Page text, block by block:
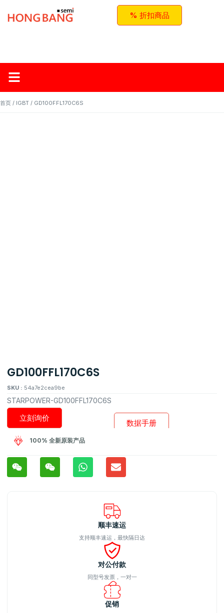
% 折扣商品
首页 / IGBT / GD100FFL170C6S
GD100FFL170C6S
SKU : 54a7e2cea9be
STARPOWER-GD100FFL170C6S
数据手册
立刻询价
100% 全新原装产品
顺丰速运
支持顺丰速运，最快隔日达
对公付款
同型号发票，一对一
促销